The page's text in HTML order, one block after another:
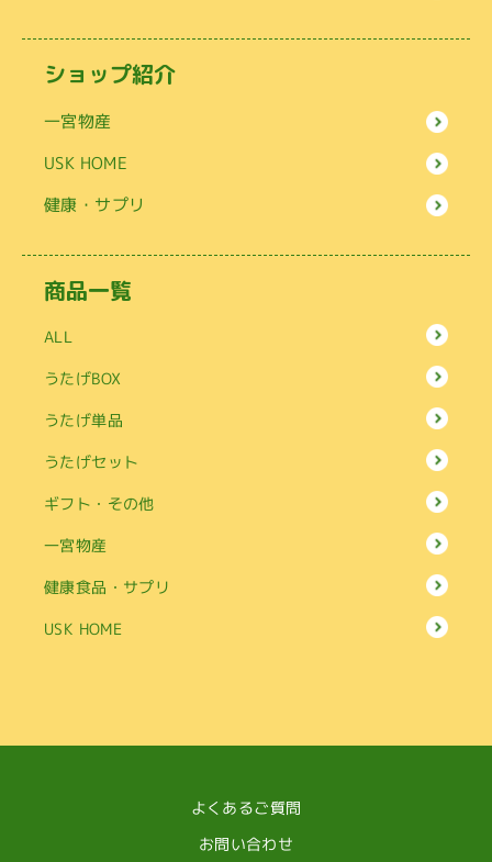
ショップ紹介
一宮物産
USK HOME
健康・サプリ
商品一覧
ALL
うたげBOX
うたげ単品
うたげセット
ギフト・その他
一宮物産
健康食品・サプリ
USK HOME
よくあるご質問
お問い合わせ